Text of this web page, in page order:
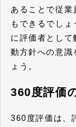
あることで従業
もできるでし
に評価者として
動方針への意識
ょう。
360度評価
360度評価は、